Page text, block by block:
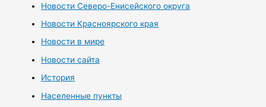
Новости Северо-Енисейского округа
Новости Красноярского края
Новости в мире
Новости сайта
История
Населенные пункты